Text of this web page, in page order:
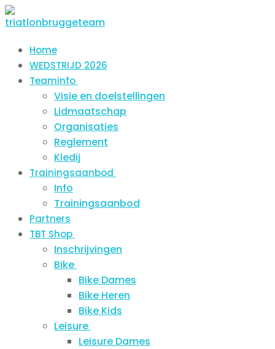
Spring
naar
inhoud
Menu
Sluiten
Home
WEDSTRIJD 2026
Teaminfo
Visie en doelstellingen
Lidmaatschap
Organisaties
Reglement
Kledij
Trainingsaanbod
Info
Trainingsaanbod
Partners
TBT Shop
Inschrijvingen
Bike
Bike Dames
Bike Heren
Bike Kids
Leisure
Leisure Dames